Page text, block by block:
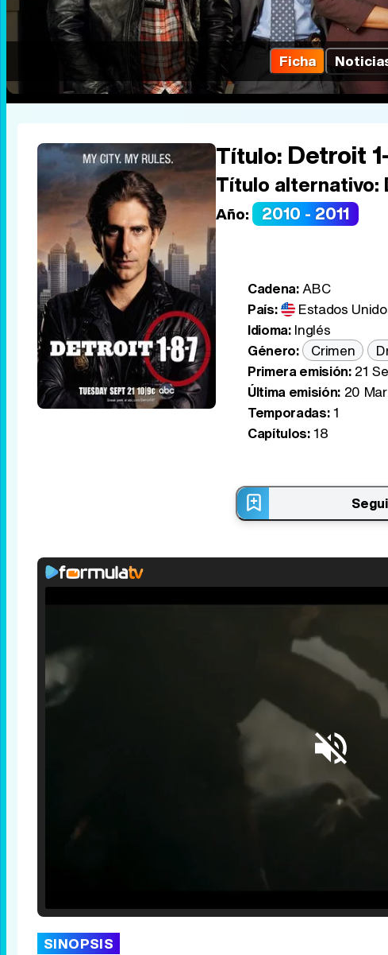
Ficha
Título: Detroit
Título alternativo:
Año: 2010 - 2011
Cadena:ABC
País:
Estados
Idioma: Inglés
Género:
Crimen
Primera emisión:21
Última emisión:20
Temporadas:1
Capítulos:18
SINOPSIS